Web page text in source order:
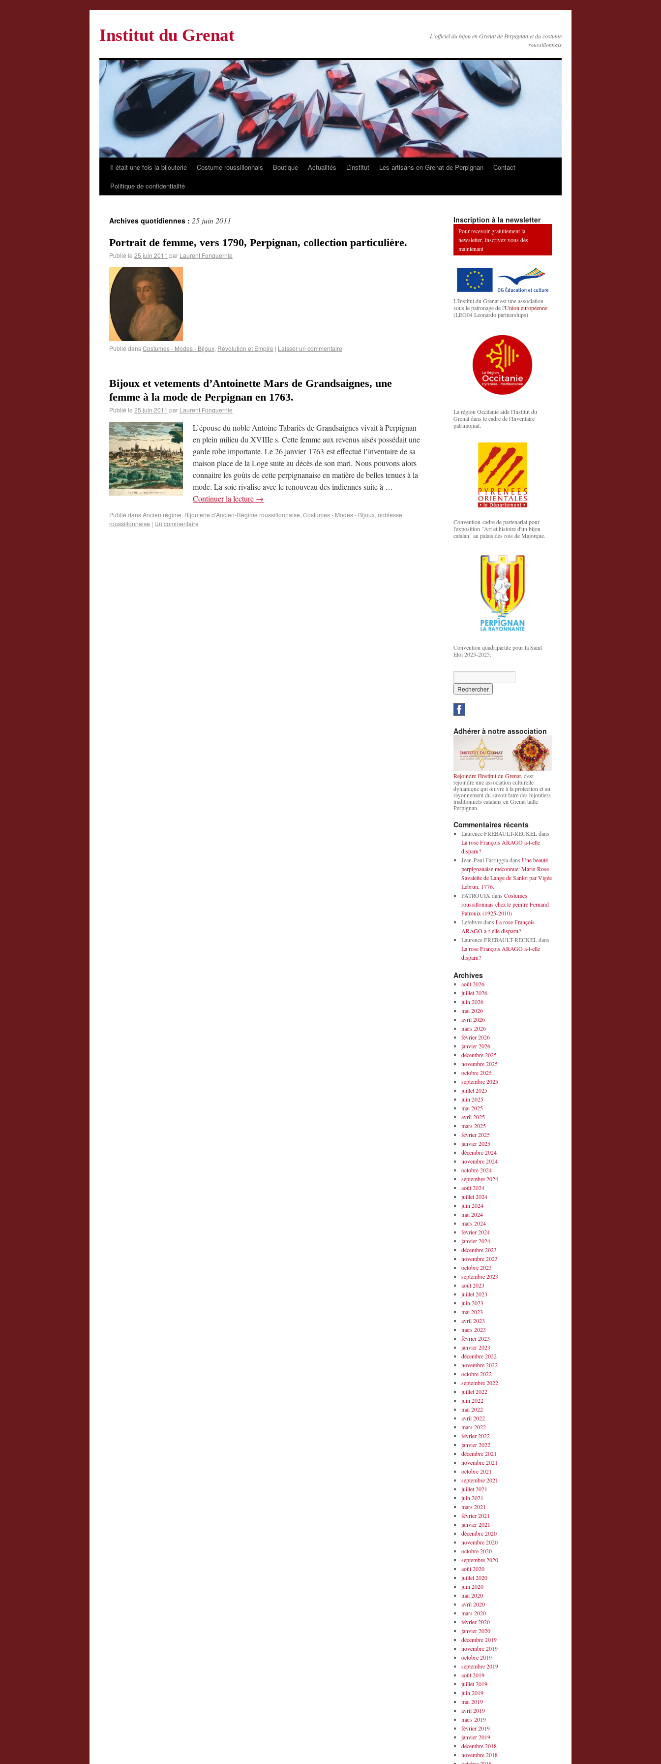
Institut du Grenat
L'officiel du bijou en Grenat de Perpignan et du costume
roussillonnais
Il était une fois la bijouterie Costume roussillonnais Boutique Actualités L’institut Les artisans en Grenat de Perpignan
Contact
Politique de confidentialité
Archives quotidiennes : 25 juin 2011
Portrait de femme, vers 1790, Perpignan, collection particulière.
Publié le 25 juin 2011 par Laurent Fonquernie
Publié dansCostumes - Modes - Bijoux, Révolution et Empire | Laisser un commentaire
Bijoux et vetements d’Antoinette Mars de Grandsaignes, une
femme à la mode de Perpignan en 1763.
Publié le 25 juin 2011 par Laurent Fonquernie
L’épouse du noble Antoine Tabariès de Grandsaignes vivait à Perpignan
en plein milieu du XVIIIe s. Cette femme aux revenus aisés possédait une
garde robe importante. Le 26 janvier 1763 est effectué l’inventaire de sa
maison place de la Loge suite au décès de son mari. Nous pouvons alors
connaitre les goûts de cette perpignanaise en matière de belles tenues à la
mode. La soie rivalise avec le renouveau des indiennes suite à …
Continuer la lecture →
Publié dansAncien régime, Bijouterie d’Ancien-Régime roussillonnaise, Costumes - Modes - Bijoux, noblesse
roussillonnaise | Un commentaire
Inscription à la newsletter
Pour recevoir gratuitement la
newsletter, inscrivez-vous dès
maintenant
L'Institut du Grenat est une association
sous le patronage de l'Union européenne
(LEO04 Leonardo partnerships)
La région Occitanie aide l'Institut du
Grenat dans le cadre de l'Inventaire
patrimonial.
Convention-cadre de partenariat pour
l'exposition "Art et histoire d'un bijou
catalan" au palais des rois de Majorque.
Convention quadripartite pour la Saint
Eloi 2023-2025.
Adhérer à notre association
Rejoindre l'Institut du Grenat , c'est
rejoindre une association culturelle
dynamique qui œuvre à la protection et au
rayonnement du savoir-faire des bijoutiers
traditionnels catalans en Grenat taille
Perpignan.
Commentaires récents
Laurence FREBAULT-RECKELdans
La rose François ARAGO a-t-elle
disparu?
Jean-Paul Farruggiadans Une beauté
perpignanaise méconnue: Marie-Rose
Savalette de Lange de Sanlot par Vigée
Lebrun, 1776.
PATROUIX dans Costumes
roussillonnais chez le peintre Fernand
Patrouix (1925-2010)
Lefebvredans La rose François
ARAGO a-t-elle disparu?
Laurence FREBAULT-RECKELdans
La rose François ARAGO a-t-elle
disparu?
Archives
août 2026
juillet 2026
juin 2026
mai 2026
avril 2026
mars 2026
février 2026
janvier 2026
décembre 2025
novembre 2025
octobre 2025
septembre 2025
juillet 2025
juin 2025
mai 2025
avril 2025
mars 2025
février 2025
janvier 2025
décembre 2024
novembre 2024
octobre 2024
septembre 2024
août 2024
juillet 2024
juin 2024
mai 2024
mars 2024
février 2024
janvier 2024
décembre 2023
novembre 2023
octobre 2023
septembre 2023
août 2023
juillet 2023
juin 2023
mai 2023
avril 2023
mars 2023
février 2023
janvier 2023
décembre 2022
novembre 2022
octobre 2022
septembre 2022
juillet 2022
juin 2022
mai 2022
avril 2022
mars 2022
février 2022
janvier 2022
décembre 2021
novembre 2021
octobre 2021
septembre 2021
juillet 2021
juin 2021
mars 2021
février 2021
janvier 2021
décembre 2020
novembre 2020
octobre 2020
septembre 2020
août 2020
juillet 2020
juin 2020
mai 2020
avril 2020
mars 2020
février 2020
janvier 2020
décembre 2019
novembre 2019
octobre 2019
septembre 2019
août 2019
juillet 2019
juin 2019
mai 2019
avril 2019
mars 2019
février 2019
janvier 2019
décembre 2018
novembre 2018